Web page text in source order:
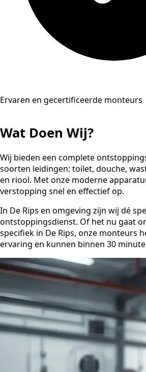
Ervaren en gecertificeerde monteurs
Wat Doen Wij?
Wij bieden een complete
soorten leidingen: toilet, douche,
en riool. Met onze moderne
verstopping snel en effectief op.
In De Rips en omgeving zijn wij dé
ontstoppingsdienst. Of het nu gaat
specifiek in De Rips, onze monteurs
ervaring en kunnen binnen 30